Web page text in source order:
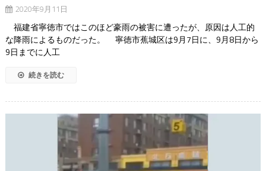
2020年9月11日
福建省寧徳市ではこのほど豪雨の被害に遭ったが、原因は人工的
な降雨によるものだった。 寧徳市蕉城区は9月7日に、9月8日から
9日までに人工
続きを読む